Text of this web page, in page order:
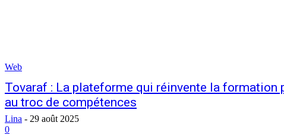
Web
Tovaraf : La plateforme qui réinvente la formation
au troc de compétences
Lina - 29 août 2025
0